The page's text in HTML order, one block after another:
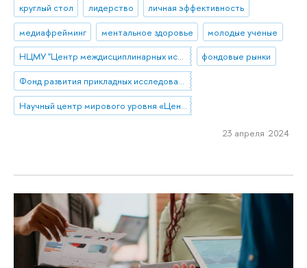
круглый стол
лидерство
личная эффективность
медиафрейминг
ментальное здоровье
молодые ученые
НЦМУ "Центр междисциплинарных исследований человеческого потенциала"
фондовые рынки
Фонд развития прикладных исследований НИУ ВШЭ
Научный центр мирового уровня «Центр междисциплинарных исследований человеческого потенциала»
23 апреля 2024